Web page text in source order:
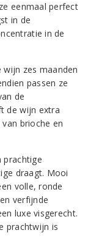
eenmaal perfect
in de
in de
wijn zes maanden
passen ze
de
de wijn extra
brioche en
prachtige
draagt. Mooi
volle, ronde
verfijnde
luxe visgerecht.
prachtwijn is